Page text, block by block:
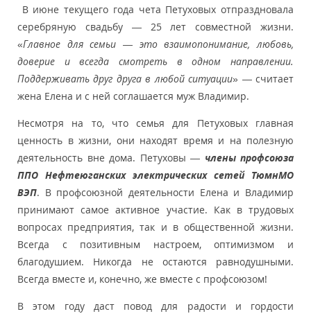
В июне текущего года чета Петуховых отпраздновала
серебряную свадьбу — 25 лет совместной жизни.
«Главное для семьи — это взаимопонимание, любовь,
доверие и всегда смотреть в одном направлении.
Поддерживать друг друга в любой ситуации» — считает
жена Елена и с ней соглашается муж Владимир.
Несмотря на то, что семья для Петуховых главная
ценность в жизни, они находят время и на полезную
деятельность вне дома. Петуховы — члены профсоюза
ППО Нефтеюганских электрических сетей ТюмнМО
ВЭП. В профсоюзной деятельности Елена и Владимир
принимают самое активное участие. Как в трудовых
вопросах предприятия, так и в общественной жизни.
Всегда с позитивным настроем, оптимизмом и
благодушием. Никогда не остаются равнодушными.
Всегда вместе и, конечно, же вместе с профсоюзом!
В этом году даст повод для радости и гордости